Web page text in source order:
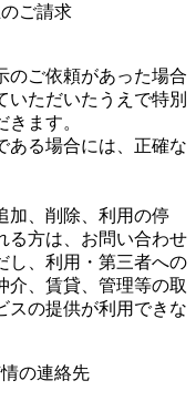
ご請求
のご依頼があった場合
いただいたうえで特別
ます。
ある場合には、正確な
加、削除、利用の停
る方は、お問い合わせ
し、利用・第三者への
介、賃貸、管理等の取
スの提供が利用できな
の連絡先